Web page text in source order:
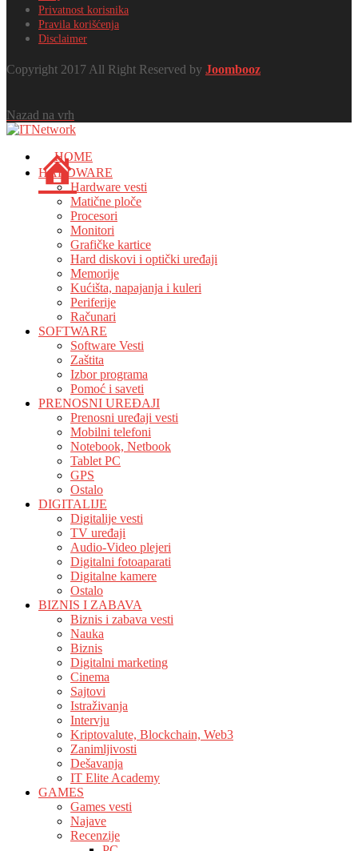
Privatnost korisnika
Pravila korišćenja
Disclaimer
Copyright 2017 All Right Reserved by Joombooz
Nazad na vrh
HOME
HARDWARE
Hardware vesti
Matične ploče
Procesori
Monitori
Grafičke kartice
Hard diskovi i optički uređaji
Memorije
Kućišta, napajanja i kuleri
Periferije
Računari
SOFTWARE
Software Vesti
Zaštita
Izbor programa
Pomoć i saveti
PRENOSNI UREĐAJI
Prenosni uređaji vesti
Mobilni telefoni
Notebook, Netbook
Tablet PC
GPS
Ostalo
DIGITALIJE
Digitalije vesti
TV uređaji
Audio-Video plejeri
Digitalni fotoaparati
Digitalne kamere
Ostalo
BIZNIS I ZABAVA
Biznis i zabava vesti
Nauka
Biznis
Digitalni marketing
Cinema
Sajtovi
Istraživanja
Intervju
Kriptovalute, Blockchain, Web3
Zanimljivosti
Dešavanja
IT Elite Academy
GAMES
Games vesti
Najave
Recenzije